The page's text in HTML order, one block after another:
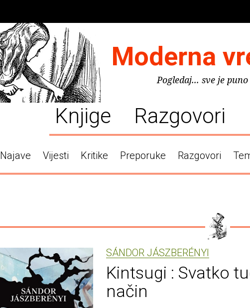
Moderna
Pogledaj... sve je
Knjige Razgovori
Najave Vijesti Kritike Preporuke Razgovori
SÁNDOR JÁSZBERÉNYI
Kintsugi : Svatko
način